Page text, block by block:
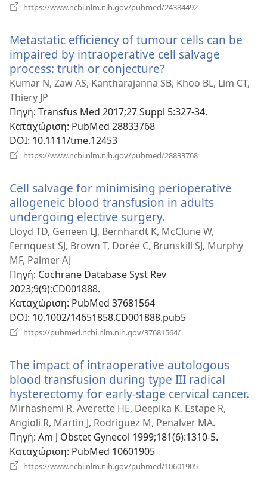
https://www.ncbi.nlm.nih.gov/pubmed/24384492
Metastatic efficiency of tumour cells can be
impaired by intraoperative cell salvage
process: truth or conjecture?
νέο
Kumar N, Zaw AS, Kantharajanna SB, Khoo BL, Lim CT,
Thiery JP
Πηγή‎: Transfus Med 2017;27 Suppl 5:327-34.
Καταχώριση‎: PubMed 28833768
DOI‎: 10.1111/tme.12453
https://www.ncbi.nlm.nih.gov/pubmed/28833768
Cell salvage for minimising perioperative
allogeneic blood transfusion in adults
undergoing elective surgery.
νέο
παράθυρο)
Lloyd TD, Geneen LJ, Bernhardt K, McClune W,
Fernquest SJ, Brown T, Dorée C, Brunskill SJ, Murphy
MF, Palmer AJ
Πηγή‎: Cochrane Database Syst Rev
2023;9(9):CD001888.
Καταχώριση‎: PubMed 37681564
DOI‎: 10.1002/14651858.CD001888.pub5
https://pubmed.ncbi.nlm.nih.gov/37681564/
The impact of intraoperative autologous
blood transfusion during type III radical
hysterectomy for early-stage cervical cancer.
Mirhashemi R, Averette HE, Deepika K, Estape R,
Angioli R, Martin J, Rodriguez M, Penalver MA.
Πηγή‎: Am J Obstet Gynecol 1999;181(6):1310-5.
Καταχώριση‎: PubMed 10601905
https://www.ncbi.nlm.nih.gov/pubmed/10601905